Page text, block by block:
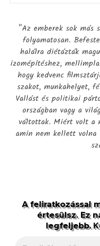
"Az emberek sok más
folyamatosan.
halálra diétázták
izomépítéshez,
hogy kedvenc
szakot, munkahelyet,
Vallást és politikai
országban vagy a
váltottak. Miért volt a
amin nem kellett
A feliratkozással
értesülsz. Ez
legfeljebb.